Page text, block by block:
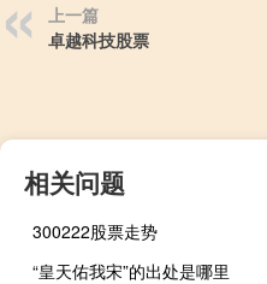
上一篇
卓越科技股票
相关问题
300222股票走势
“皇天佑我宋”的出处是哪里